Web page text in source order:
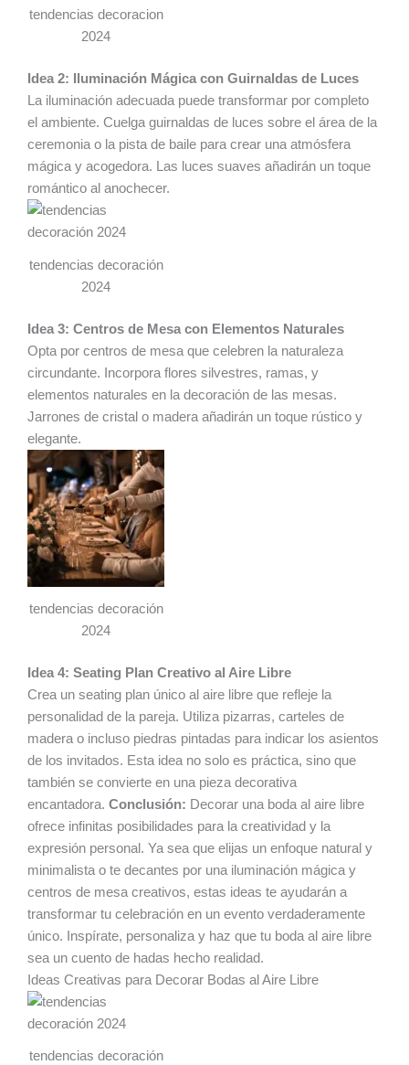
tendencias decoracion
2024
Idea 2: Iluminación Mágica con Guirnaldas de Luces
La iluminación adecuada puede transformar por completo
el ambiente. Cuelga guirnaldas de luces sobre el área de la
ceremonia o la pista de baile para crear una atmósfera
mágica y acogedora. Las luces suaves añadirán un toque
romántico al anochecer.
tendencias decoración
2024
Idea 3: Centros de Mesa con Elementos Naturales
Opta por centros de mesa que celebren la naturaleza
circundante. Incorpora flores silvestres, ramas, y
elementos naturales en la decoración de las mesas.
Jarrones de cristal o madera añadirán un toque rústico y
elegante.
tendencias decoración
2024
Idea 4: Seating Plan Creativo al Aire Libre
Crea un seating plan único al aire libre que refleje la
personalidad de la pareja. Utiliza pizarras, carteles de
madera o incluso piedras pintadas para indicar los asientos
de los invitados. Esta idea no solo es práctica, sino que
también se convierte en una pieza decorativa
encantadora. Conclusión: Decorar una boda al aire libre
ofrece infinitas posibilidades para la creatividad y la
expresión personal. Ya sea que elijas un enfoque natural y
minimalista o te decantes por una iluminación mágica y
centros de mesa creativos, estas ideas te ayudarán a
transformar tu celebración en un evento verdaderamente
único. Inspírate, personaliza y haz que tu boda al aire libre
sea un cuento de hadas hecho realidad.
Ideas Creativas para Decorar Bodas al Aire Libre
tendencias decoración